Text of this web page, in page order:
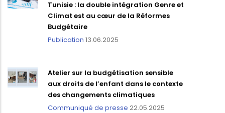
Tunisie : la double intégration Genre et
Climat est au cœur de la Réformes
Budgétaire
Publication 13.06.2025
Atelier sur la budgétisation sensible
aux droits de l’enfant dans le contexte
des changements climatiques
Communiqué de presse 22.05.2025